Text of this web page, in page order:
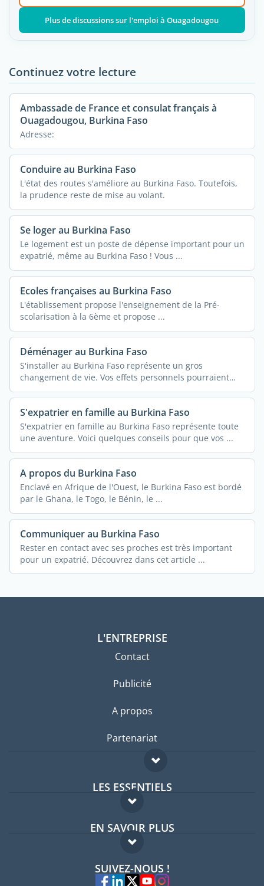
Plus de discussions sur l'emploi à Ouagadougou
Continuez votre lecture
Ambassade de France et consulat français à
Ouagadougou, Burkina Faso
Adresse:
Conduire au Burkina Faso
L'état des routes s'améliore au Burkina Faso. Toutefois,
la prudence reste de mise au volant.
Se loger au Burkina Faso
Le logement est un poste de dépense important pour un
expatrié, même au Burkina Faso ! Vous ...
Ecoles françaises au Burkina Faso
L'établissement propose l'enseignement de la Pré-
scolarisation à la 6ème et propose ...
Déménager au Burkina Faso
S'installer au Burkina Faso représente un gros
changement de vie. Vos effets personnels pourraient
vous ...
S'expatrier en famille au Burkina Faso
S'expatrier en famille au Burkina Faso représente toute
une aventure. Voici quelques conseils pour que vos ...
A propos du Burkina Faso
Enclavé en Afrique de l'Ouest, le Burkina Faso est bordé
par le Ghana, le Togo, le Bénin, le ...
Communiquer au Burkina Faso
Rester en contact avec ses proches est très important
pour un expatrié. Découvrez dans cet article ...
L'ENTREPRISE
Contact
Publicité
A propos
Partenariat
LES ESSENTIELS
Forum expatriés
Guides pays
EN SAVOIR PLUS
FAQ
Experts
SUIVEZ-NOUS !